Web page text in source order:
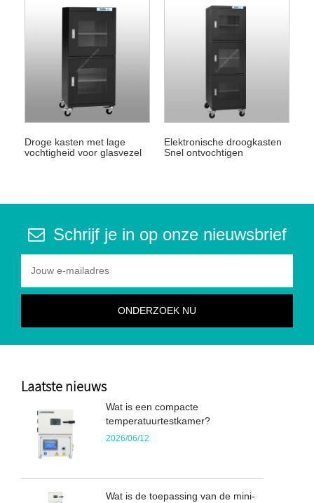
Droge kasten met lage
vochtigheid voor glasvezel
Elektronische droogkasten
Snel ontvochtigen
Schrijf je in op onze nieuwsbrief
Laatste nieuws
Wat is een compacte
temperatuurtestkamer?
2026/06/12
Wat is de toepassing van de mini-